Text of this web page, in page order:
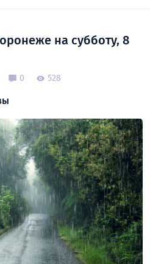
на субботу, 8
0 528